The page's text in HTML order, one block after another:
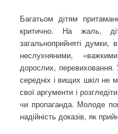
Багатьом дітям
критично. На жаль,
загальноприйняті
неслухняними,
дорослих, перевиховання.
середніх і вищих шкіл не
свої аргументи і
чи пропаганда. Молоде
надійність доказів, як